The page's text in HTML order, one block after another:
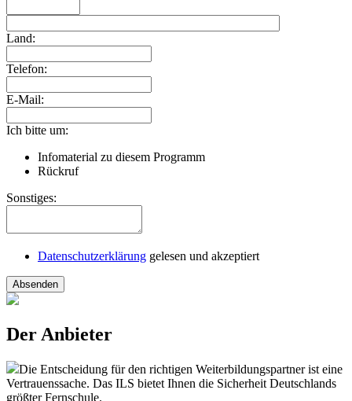
Land:
Telefon:
E-Mail:
Ich bitte um:
Infomaterial zu diesem Programm
Rückruf
Sonstiges:
Datenschutzerklärung gelesen und akzeptiert
Absenden
Der Anbieter
Die Entscheidung für den richtigen Weiterbildungspartner ist eine
Vertrauenssache. Das ILS bietet Ihnen die Sicherheit Deutschlands
größter Fernschule.